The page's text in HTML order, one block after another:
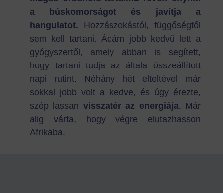
a búskomorságot és javítja a
hangulatot. Hozzászokástól, függőségtől
sem kell tartani. Ádám jobb kedvű lett a
gyógyszertől, amely abban is segített,
hogy tartani tudja az általa összeállított
napi rutint. Néhány hét elteltével már
sokkal jobb volt a kedve, és úgy érezte,
szép lassan visszatér az energiája. Már
alig várta, hogy végre elutazhasson
Afrikába.